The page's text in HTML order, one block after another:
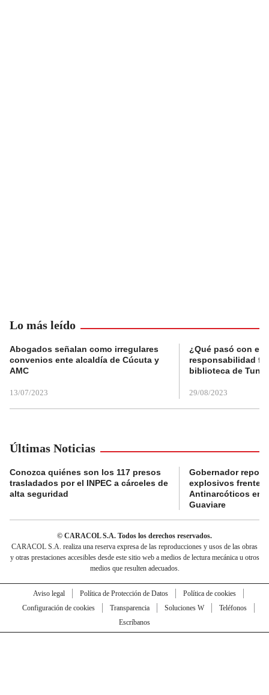
Lo más leído
Abogados señalan como irregulares
convenios ente alcaldía de Cúcuta y
AMC
13/07/2023
¿Qué pasó con el
responsabilidad
biblioteca de
29/08/2023
Últimas Noticias
Conozca quiénes son los 117 presos
trasladados por el INPEC a cárceles de
alta seguridad
Gobernador
explosivos frente a
Antinarcóticos en
Guaviare
© CARACOL S.A. Todos los derechos reservados.
CARACOL S.A. realiza una reserva expresa de las reproducciones y usos de las obras
y otras prestaciones accesibles desde este sitio web a medios de lectura mecánica u otros
medios que resulten adecuados.
Aviso legal Política de Protección de Datos
Política de cookies
Configuración de cookies
Transparencia Soluciones W
Teléfonos
Escríbanos